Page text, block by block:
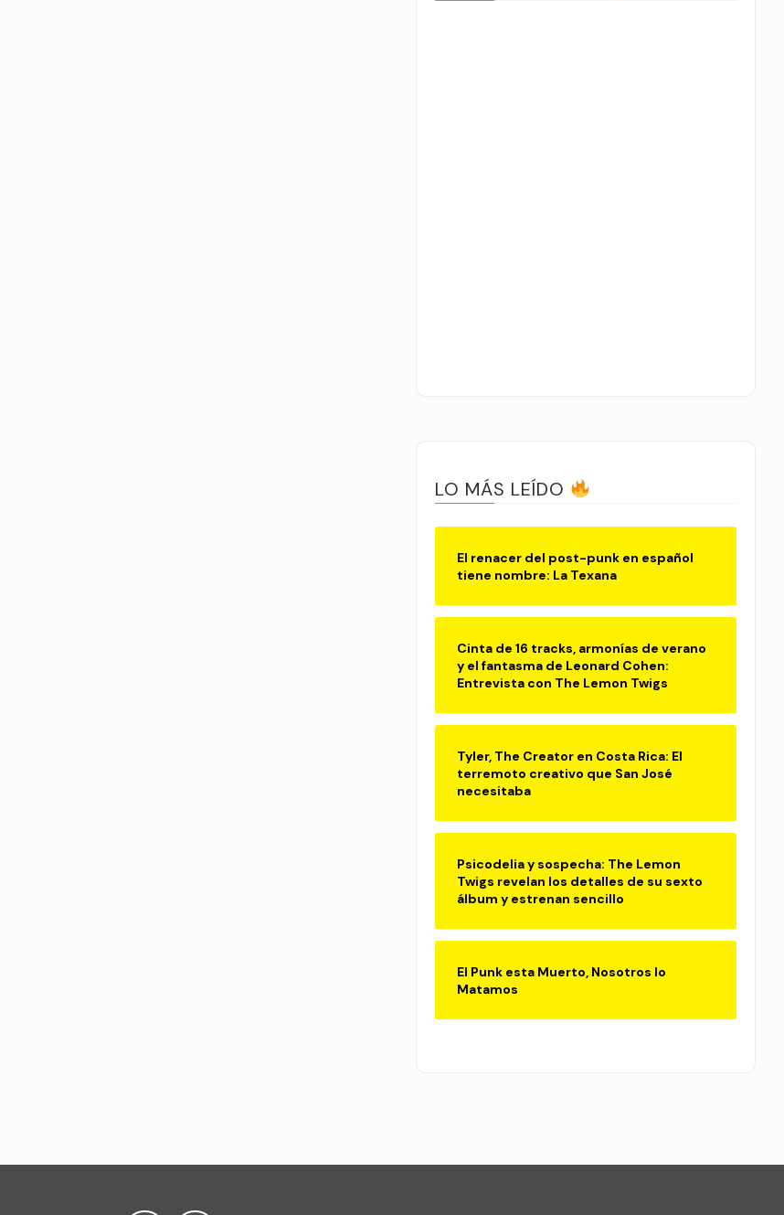
LO MÁS LEÍDO
El renacer del post-punk en español
tiene nombre: La Texana
Cinta de 16 tracks, armonías de verano
y el fantasma de Leonard Cohen:
Entrevista con The Lemon Twigs
Tyler, The Creator en Costa Rica: El
terremoto creativo que San José
necesitaba
Psicodelia y sospecha: The Lemon
Twigs revelan los detalles de su sexto
álbum y estrenan sencillo
El Punk esta Muerto, Nosotros lo
Matamos